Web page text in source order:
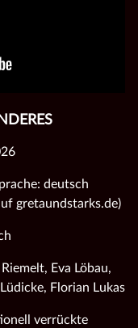
deutsch
gretaundstarks.de)
Eva Löbau,
Florian Lukas
verrückte